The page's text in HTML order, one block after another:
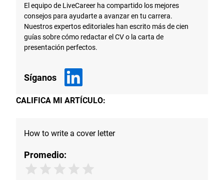
El equipo de LiveCareer ha compartido los mejores
consejos para ayudarte a avanzar en tu carrera.
Nuestros expertos editoriales han escrito más de cien
guías sobre cómo redactar el CV o la carta de
presentación perfectos.
Síganos
CALIFICA MI ARTÍCULO:
How to write a cover letter
Promedio: